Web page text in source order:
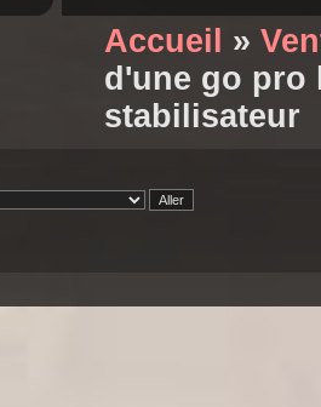
Accueil »
d'une go pro
stabilisateur